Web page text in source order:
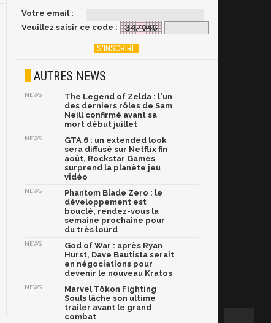
Votre email :
Veuillez saisir ce code :
AUTRES NEWS
NEWS
The Legend of Zelda : l'un
des derniers rôles de Sam
Neill confirmé avant sa
mort début juillet
NEWS
GTA 6 : un extended look
sera diffusé sur Netflix fin
août, Rockstar Games
surprend la planète jeu
vidéo
NEWS
Phantom Blade Zero : le
développement est
bouclé, rendez-vous la
semaine prochaine pour
du très lourd
NEWS
God of War : après Ryan
Hurst, Dave Bautista serait
en négociations pour
devenir le nouveau Kratos
NEWS
Marvel Tōkon Fighting
Souls lâche son ultime
trailer avant le grand
combat